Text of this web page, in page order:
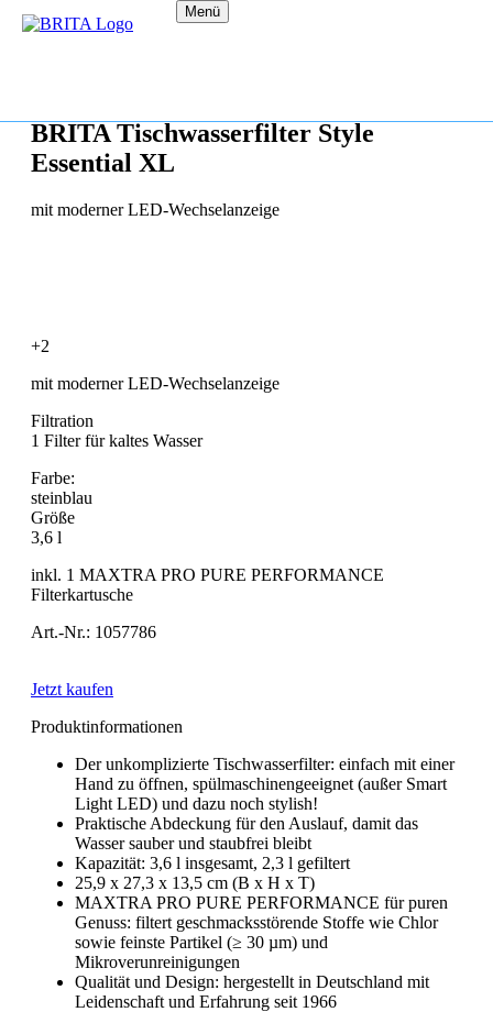
Menü
BRITA Tischwasserfilter Style
Essential XL
mit moderner LED-Wechselanzeige
+2
mit moderner LED-Wechselanzeige
Filtration
1 Filter für kaltes Wasser
Farbe:
steinblau
Größe
3,6 l
inkl. 1 MAXTRA PRO PURE PERFORMANCE
Filterkartusche
Art.-Nr.: 1057786
Jetzt kaufen
Produktinformationen
Der unkomplizierte Tischwasserfilter: einfach mit einer
Hand zu öffnen, spülmaschinengeeignet (außer Smart
Light LED) und dazu noch stylish!
Praktische Abdeckung für den Auslauf, damit das
Wasser sauber und staubfrei bleibt
Kapazität: 3,6 l insgesamt, 2,3 l gefiltert
25,9 x 27,3 x 13,5 cm (B x H x T)
MAXTRA PRO PURE PERFORMANCE für puren
Genuss: filtert geschmacksstörende Stoffe wie Chlor
sowie feinste Partikel (≥ 30 µm) und
Mikroverunreinigungen
Qualität und Design: hergestellt in Deutschland mit
Leidenschaft und Erfahrung seit 1966